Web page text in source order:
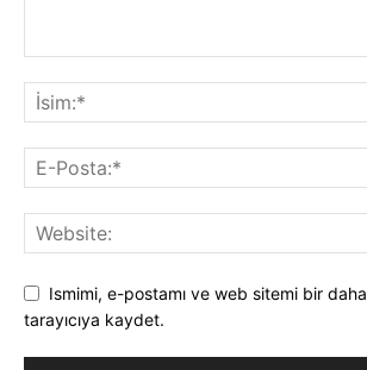
Ismimi, e-postamı ve web sitemi bir
tarayıcıya kaydet.